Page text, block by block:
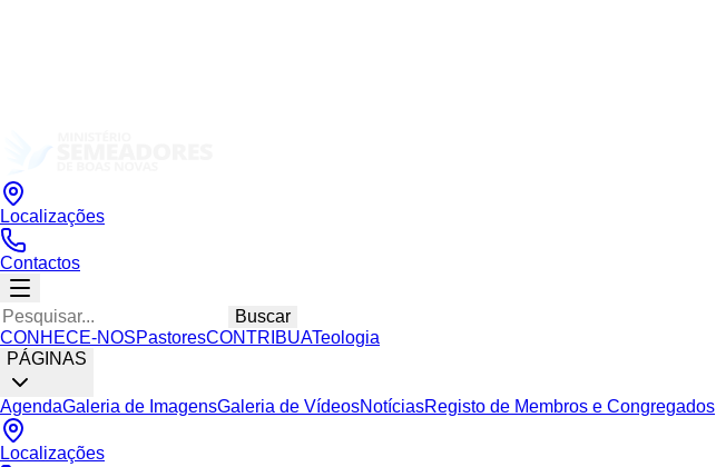
Localizações
Contactos
Buscar
CONHECE-NOSPastoresCONTRIBUATeologia
PÁGINAS
AgendaGaleria de ImagensGaleria de VídeosNotíciasRegisto de Membros e Congregados
Localizações